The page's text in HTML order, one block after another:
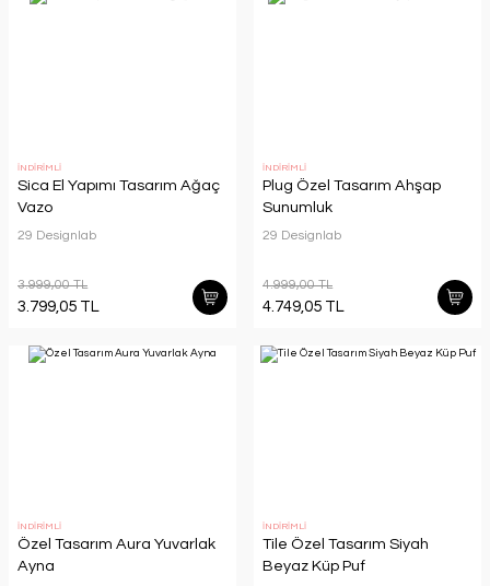
İNDİRİMLİ
Sica El Yapımı Tasarım Ağaç
Vazo
29 Designlab
3.999,00 TL
3.799,05 TL
İNDİRİMLİ
Plug Özel Tasarım Ahşap
Sunumluk
29 Designlab
4.999,00 TL
4.749,05 TL
İNDİRİMLİ
Özel Tasarım Aura Yuvarlak
Ayna
İNDİRİMLİ
Tile Özel Tasarım Siyah
Beyaz Küp Puf